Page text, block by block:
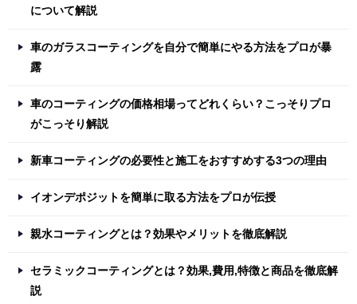
について解説
車のガラスコーティングを自分で簡単にやる方法をプロが暴
露
車のコーティングの価格相場ってどれくらい？こっそりプロ
がこっそり解説
新車コーティングの必要性と施工をおすすめする3つの理由
イオンデポジットを簡単に取る方法をプロが伝授
親水コーティングとは？効果やメリットを徹底解説
セラミックコーティングとは？効果,費用,特徴と商品を徹底解
説